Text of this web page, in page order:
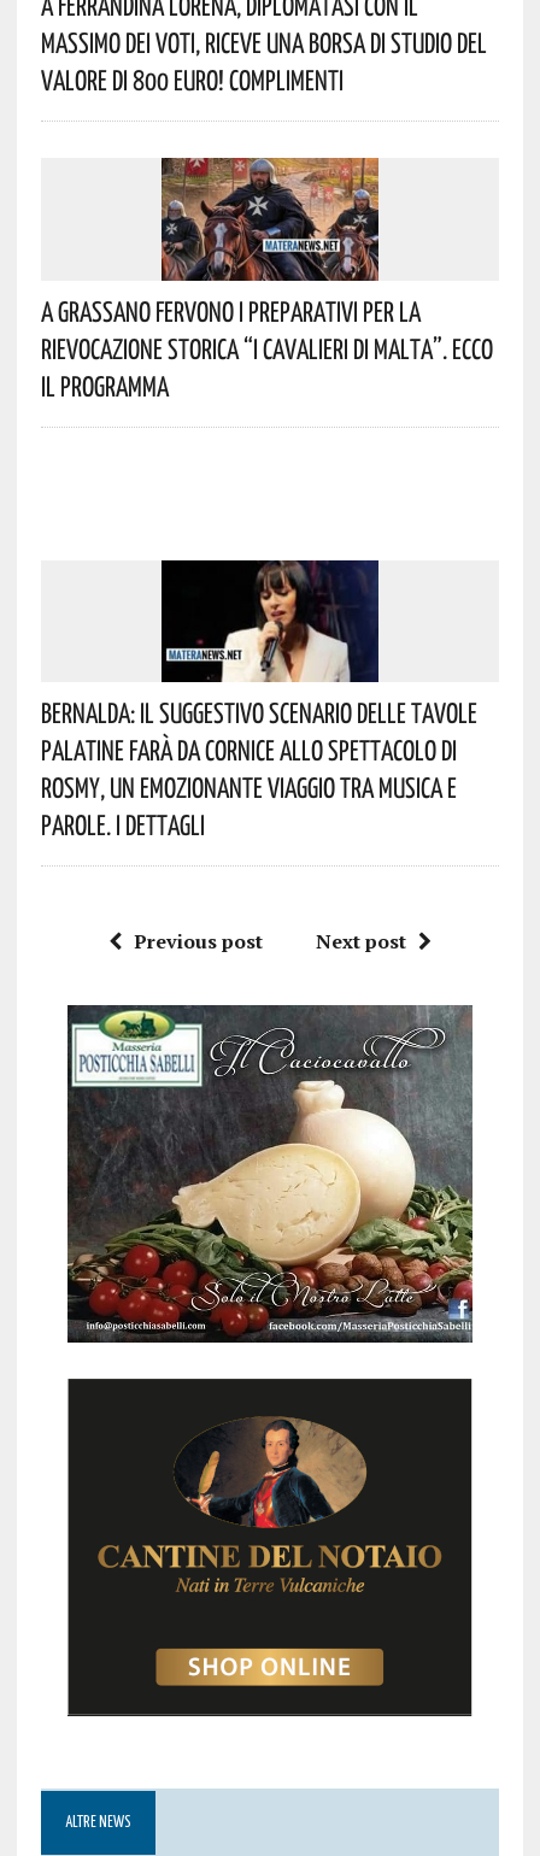
Massimo Dei Voti, Riceve Una Borsa Di Studio Del
Valore Di 800 Euro! Complimenti
A Grassano Fervono I Preparativi Per La
Rievocazione Storica “I CAVALIERI DI MALTA”. Ecco
Il Programma
Bernalda: Il Suggestivo Scenario Delle Tavole
Palatine Farà Da Cornice Allo Spettacolo Di
Rosmy, Un Emozionante Viaggio Tra Musica E
Parole. I Dettagli
Previous post Next post
ALTRE NEWS